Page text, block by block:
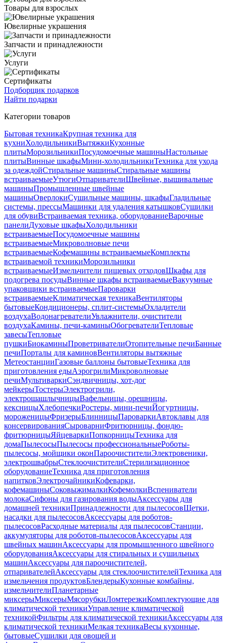
Товары для взрослых
Ювелирные украшения
Запчасти и принадлежности
Услуги
Сертификаты
Подборщик подарков
Найти подарки
Категории товаров
Бытовая техникаКрупная техника для
кухниХолодильникиВытяжкиКухонные
плитыМорозильникиПосудомоечные машиныНастольные
плитыВинные шкафыМини-холодильникиТехника для ухода
за одеждойСтиральные машиныСтиральные машины
встраиваемыеУтюгиОтпаривателиШвейные, вышивальные
машиныПромышленные швейные
машиныОверлокиСушильные машины, шкафыГладильные
системы, прессыМашинки для удаления катышковСушилки
для обувиВстраиваемая техника, оборудованиеВарочные
панелиДуховые шкафыХолодильники
встраиваемыеПосудомоечные машины
встраиваемыеМикроволновые печи
встраиваемыеКофемашины встраиваемыеКомплекты
встраиваемой техникиМорозильники
встраиваемыеИзмельчители пищевых отходовШкафы для
подогрева посудыВинные шкафы встраиваемыеВакуумные
упаковщики встраиваемыеПароварки
встраиваемыеКлиматическая техникаВентиляторы
бытовыеКондиционеры, сплит-системыОхладители
воздухаВодонагревателиУвлажнители, очистители
воздухаКамины, печи-каминыОбогревателиТепловые
завесыТепловые
пушкиБиокаминыПроветривателиОтопительные печиБанные
печиПорталы для каминовВентиляторы вытяжные
МетеостанцииГазовые баллоны бытовыеТехника для
приготовления едыАэрогрилиМикроволновые
печиМультиваркиСэндвичницы, хот-дог
мейкерыТостерыЭлектрогрили,
электрошашлычницыВафельницы, орешницы,
кексницыХлебопечкиРостеры, мини-печиЙогуртницы,
мороженицыФризерыБлинницыПароваркиАвтоклавы для
консервированияСыроварниФритюрницы, фондю-
фритюрницыЯйцеваркиПопкорницыТехника для
домаПылесосыПылесосы профессиональныеРоботы-
пылесосы, мойщики оконПароочистителиЭлектровеники,
электрошвабрыСтеклоочистителиСтерилизационное
оборудованиеТехника для приготовления
напитковЭлектрочайникиКофеварки,
кофемашиныСоковыжималкиКофемолкиВспениватели
молокаСифоны для газирования водыАксессуары для
домашней техникиПринадлежности для пылесосовЩетки,
насадки для пылесосовАксессуары для роботов-
пылесосовРасходные материалы для пылесосовСтанции,
аккумуляторы для роботов-пылесосовАксессуары для
швейных машинАксессуары для промышленного швейного
оборудованияАксессуары для стиральных и сушильных
машинАксессуары для пароочистителей,
отпаривателейАксессуары для стеклоочистителейТехника для
измельчения продуктовБлендерыКухонные комбайны,
измельчителиПланетарные
миксерыМиксерыМясорубкиЛомтерезкиКомплектующие для
климатической техникиУправление климатической
техникойФильтры для климатической техникиАксессуары для
климатической техникиМелкая техникаВесы кухонные,
бытовыеСушилки для овощей и